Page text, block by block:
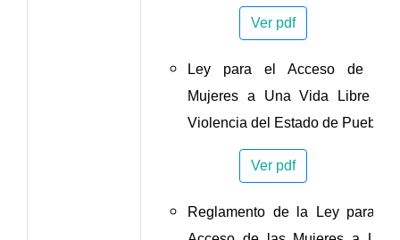
Ver pdf
Ley para el Acceso de las
Mujeres a Una Vida Libre de
Violencia del Estado de Puebla
Ver pdf
Reglamento de la Ley para el